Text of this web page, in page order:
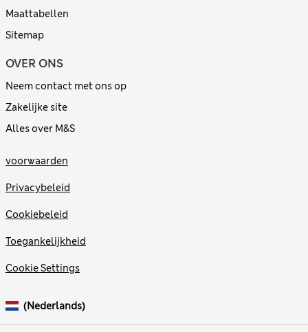
Maattabellen
Sitemap
OVER ONS
Neem contact met ons op
Zakelijke site
Alles over M&S
voorwaarden
Privacybeleid
Cookiebeleid
Toegankelijkheid
Cookie Settings
(Nederlands)